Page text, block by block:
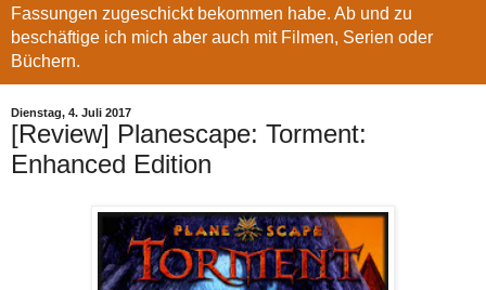
Fassungen zugeschickt bekommen habe. Ab und zu
beschäftige ich mich aber auch mit Filmen, Serien oder
Büchern.
Dienstag, 4. Juli 2017
[Review] Planescape: Torment:
Enhanced Edition